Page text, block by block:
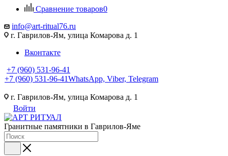
Сравнение товаров0
info@art-ritual76.ru
г. Гаврилов-Ям, улица Комарова д. 1
Вконтакте
+7 (960) 531-96-41
+7 (960) 531-96-41WhatsApp, Viber, Telegram
г. Гаврилов-Ям, улица Комарова д. 1
Войти
Гранитные памятники в Гаврилов-Яме